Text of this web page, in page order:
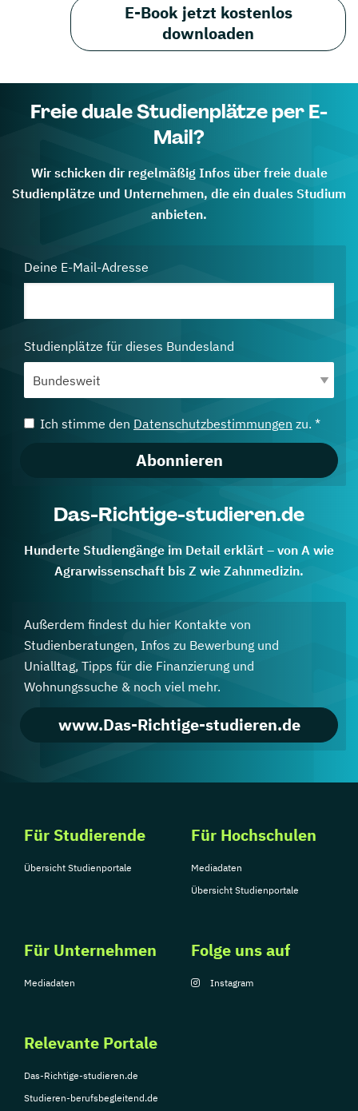
E-Book jetzt kostenlos
downloaden
Freie duale Studienplätze per E-
Mail?
Wir schicken dir regelmäßig Infos über freie duale
Studienplätze und Unternehmen, die ein duales Studium
anbieten.
Deine E-Mail-Adresse
Studienplätze für dieses Bundesland
Ich stimme den Datenschutzbestimmungen zu. *
Abonnieren
Das-Richtige-studieren.de
Hunderte Studiengänge im Detail erklärt – von A wie
Agrarwissenschaft bis Z wie Zahnmedizin.
Außerdem findest du hier Kontakte von
Studienberatungen, Infos zu Bewerbung und
Unialltag, Tipps für die Finanzierung und
Wohnungssuche & noch viel mehr.
www.Das-Richtige-studieren.de
Für Studierende
Übersicht Studienportale
Für Hochschulen
Mediadaten
Übersicht Studienportale
Für Unternehmen
Mediadaten
Relevante Portale
Das-Richtige-studieren.de
Studieren-berufsbegleitend.de
Folge uns auf
Instagram